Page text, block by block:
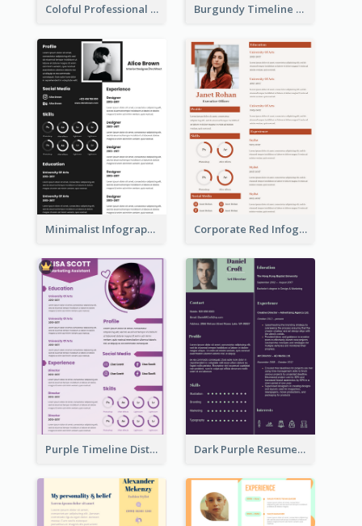
Coloful Professional Distinguished Resume Burgundy Timeline Marketer Resume
Minimalist Infographic Resume Corporate Red Infographic Resume
Purple Timeline Distinguished Resume Dark Purple Resume